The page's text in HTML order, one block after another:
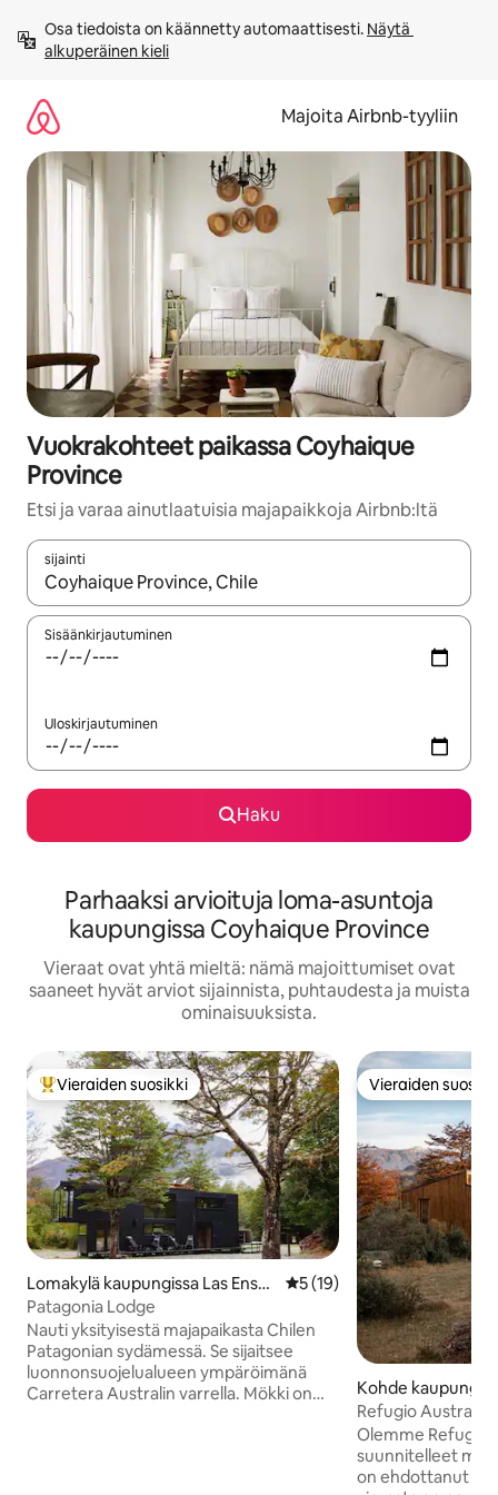
sisältö
väliin
Osa tiedoista on käännetty automaattisesti. Näytä
alkuperäinen kieli
Majoita Airbnb-tyyliin
Vuokrakohteet paikassa Coyhaique
Province
Etsi ja varaa ainutlaatuisia majapaikkoja Airbnb:ltä
sijainti
Kun tulokset ovat saatavilla, navigoi ylös- ja alas-
Sisäänkirjautuminen
Uloskirjautuminen
Haku
Parhaaksi arvioituja loma-asuntoja
kaupungissa Coyhaique Province
Vieraat ovat yhtä mieltä: nämä majoittumiset ovat
saaneet hyvät arviot sijainnista, puhtaudesta ja muista
ominaisuuksista.
Vieraiden suosikkien parhaimmistoa
Vieraiden suosikki
Lomakylä kaupungissa Las Ense
nada
Keskimääräinen arvio 5/5,
5 (19)
Patagonia Lodge
Nauti yksityisestä majapaikasta Chilen
Patagonian sydämessä. Se sijaitsee
luonnonsuojelualueen ympäröimänä
Carretera Australin varrella. Mökki on
Vieraiden
Vieraiden
Kohde
astillo
Refugio Austral
Olemme
suunnitelleet
on ehdottanut